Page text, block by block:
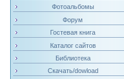
Фотоальбомы
Форум
Гостевая книга
Каталог сайтов
Библиотека
Скачать/dowload